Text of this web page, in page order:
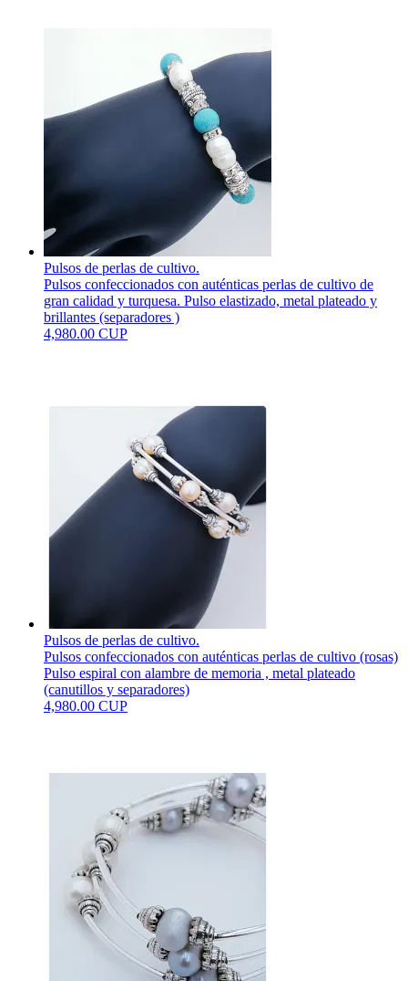
Pulsos de perlas de cultivo.
Pulsos confeccionados con auténticas perlas de cultivo de
gran calidad y turquesa. Pulso elastizado, metal plateado y
brillantes (separadores )
4,980.00 CUP
Pulsos de perlas de cultivo.
Pulsos confeccionados con auténticas perlas de cultivo (rosas)
Pulso espiral con alambre de memoria , metal plateado
(canutillos y separadores)
4,980.00 CUP